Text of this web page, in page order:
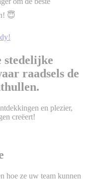
😇
stedelijke
raadsels de
en plezier,
creëert!
hoe ze uw team kunnen